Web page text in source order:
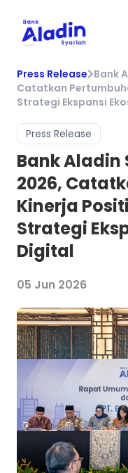
Press Release Bank
Catatkan
Strategi Ekspansi
Press Release
Bank Aladin
2026,
Kinerja
Strategi
Digital
05 Jun 2026